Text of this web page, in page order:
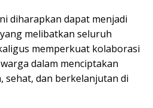
diharapkan dapat menjadi
melibatkan seluruh
memperkuat kolaborasi
dalam menciptakan
sehat, dan berkelanjutan di